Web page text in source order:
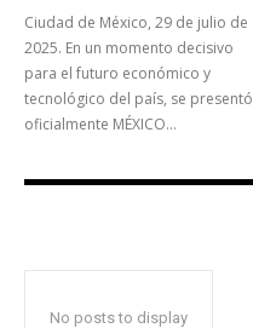
Ciudad de México, 29 de julio de
2025. En un momento decisivo
para el futuro económico y
tecnológico del país, se presentó
oficialmente MÉXICO...
No posts to display